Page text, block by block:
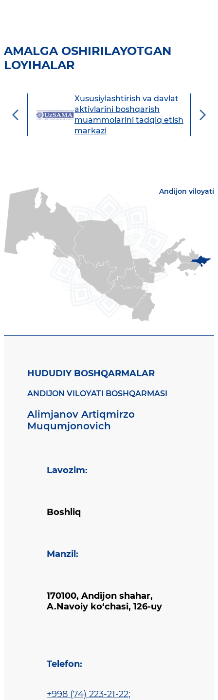
AMALGA OSHIRILAYOTGAN
LOYIHALAR
Xususiylashtirish va davlat
aktivlarini boshqarish
muammolarini tadqiq etish
markazi
Andijon viloyati
HUDUDIY BOSHQARMALAR
ANDIJON VILOYATI BOSHQARMASI
Alimjanov Artiqmirzo
Muqumjonovich
Lavozim:
Boshliq
Manzil :
170100, Andijon shahar,
A.Navoiy ko‘chasi, 126-uy
Telefon:
+998 (74) 223-21-22;